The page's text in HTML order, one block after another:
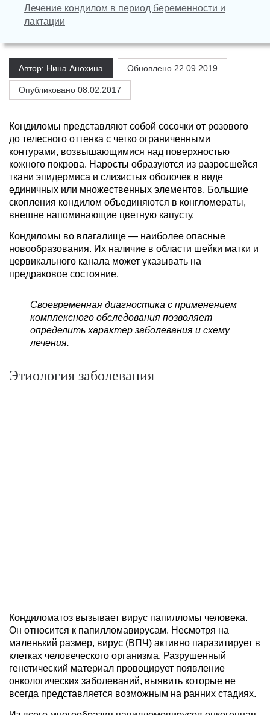
Лечение кондилом в период беременности и
лактации
Автор: Нина Анохина Обновлено 22.09.2019
Опубликовано 08.02.2017
Кондиломы представляют собой сосочки от розового
до телесного оттенка с четко ограниченными
контурами, возвышающимися над поверхностью
кожного покрова. Наросты образуются из разросшейся
ткани эпидермиса и слизистых оболочек в виде
единичных или множественных элементов. Большие
скопления кондилом объединяются в конгломераты,
внешне напоминающие цветную капусту.
Кондиломы во влагалище — наиболее опасные
новообразования. Их наличие в области шейки матки и
цервикального канала может указывать на
предраковое состояние.
Своевременная диагностика с применением
комплексного обследования позволяет
определить характер заболевания и схему
лечения.
Этиология заболевания
Кондиломатоз вызывает вирус папилломы человека.
Он относится к папилломавирусам. Несмотря на
маленький размер, вирус (ВПЧ) активно паразитирует в
клетках человеческого организма. Разрушенный
генетический материал провоцирует появление
онкологических заболеваний, выявить которые не
всегда представляется возможным на ранних стадиях.